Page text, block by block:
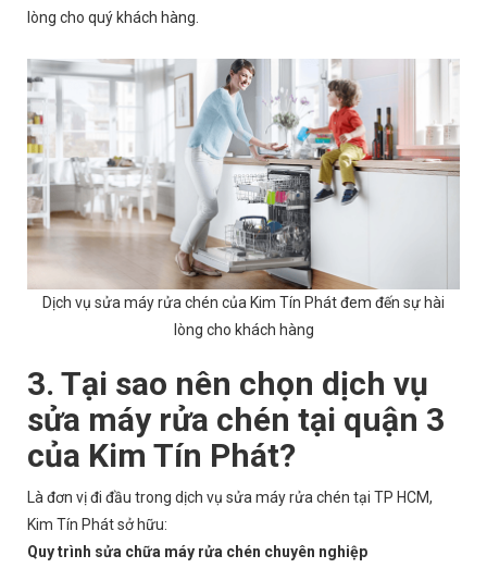
lòng cho quý khách hàng.
Dịch vụ sửa máy rửa chén của Kim Tín Phát đem đến sự hài
lòng cho khách hàng
3. Tại sao nên chọn dịch vụ
sửa máy rửa chén tại quận 3
của Kim Tín Phát?
Là đơn vị đi đầu trong dịch vụ sửa máy rửa chén tại TP HCM,
Kim Tín Phát sở hữu:
Quy trình sửa chữa máy rửa chén chuyên nghiệp